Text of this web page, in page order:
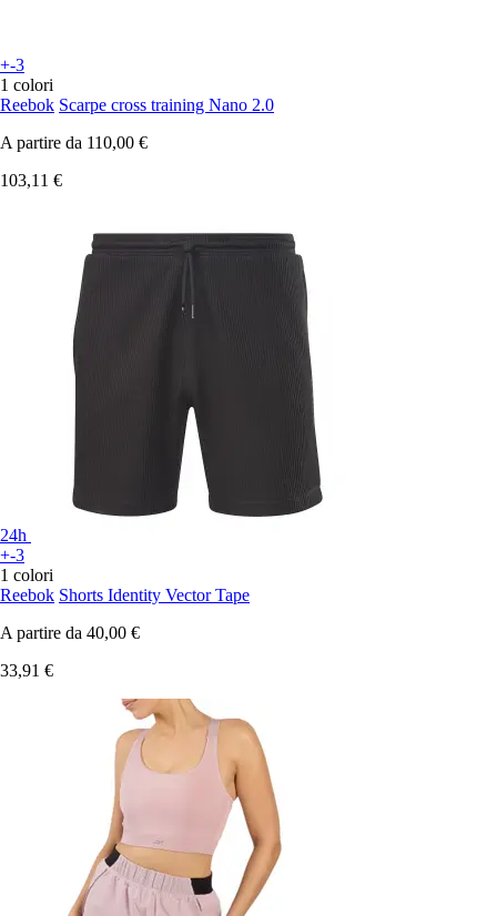
+-3
1 colori
Reebok Scarpe cross training Nano 2.0
A partire da 110,00 €
103,11 €
24h
+-3
1 colori
Reebok Shorts Identity Vector Tape
A partire da 40,00 €
33,91 €